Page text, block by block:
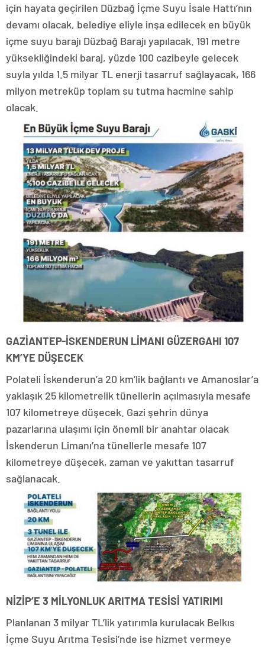
için hayata geçirilen Düzbağ İçme Suyu İsale Hattı’nın
devamı olacak, belediye eliyle inşa edilecek en büyük
içme suyu barajı Düzbağ Barajı yapılacak. 191 metre
yüksekliğindeki baraj, yüzde 100 cazibeyle gelecek
suyla yılda 1.5 milyar TL enerji tasarruf sağlayacak, 166
milyon metreküp toplam su tutma hacmine sahip
olacak.
GAZİANTEP-İSKENDERUN LİMANI GÜZERGAHI 107
KM’YE DÜŞECEK
Polateli İskenderun’a 20 km’lik bağlantı ve Amanoslar’a
yaklaşık 25 kilometrelik tünellerin açılmasıyla mesafe
107 kilometreye düşecek. Gazi şehrin dünya
pazarlarına ulaşımı için önemli bir anahtar olacak
İskenderun Limanı’na tünellerle mesafe 107
kilometreye düşecek, zaman ve yakıttan tasarruf
sağlanacak.
NİZİP’E 3 MİLYONLUK ARITMA TESİSİ YATIRIMI
Planlanan 3 milyar TL’lik yatırımla kurulacak Belkıs
İçme Suyu Arıtma Tesisi’nde ise hizmet vermeye